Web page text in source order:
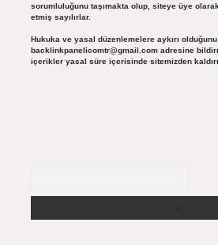
sorumluluğunu taşımakta olup, siteye üye
etmiş sayılırlar.
Hukuka ve yasal düzenlemelere aykırı
backlinkpanelicomtr@gmail.comadresine
içerikler yasal süre içerisinde sitemizden